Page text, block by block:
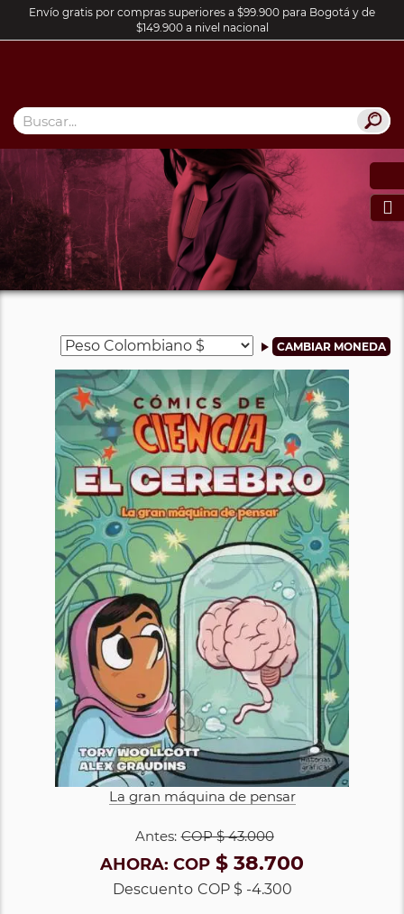
Envío gratis por compras superiores a $99.900 para Bogotá y de
$149.900 a nivel nacional

La gran máquina de pensar
Antes: COP$ 43.000
AHORA: COP $ 38.700
Descuento COP $ -4.300